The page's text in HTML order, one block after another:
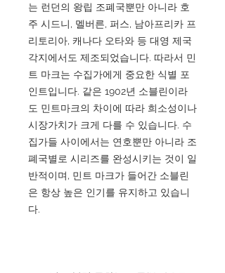
는 런던의 왕립 조폐국뿐만 아니라 호
주 시드니, 멜버른, 퍼스, 남아프리카 프
리토리아, 캐나다 오타와 등 대영 제국
각지에서도 제조되었습니다. 따라서 민
트 마크는 수집가에게 중요한 식별 포
인트입니다. 같은 1902년 소블린이라
도 민트마크의 차이에 따라 희소성이나
시장가치가 크게 다를 수 있습니다. 수
집가들 사이에서는 연호뿐만 아니라 조
폐국별로 시리즈를 완성시키는 것이 일
반적이며, 민트 마크가 들어간 소블린
은 항상 높은 인기를 유지하고 있습니
다.